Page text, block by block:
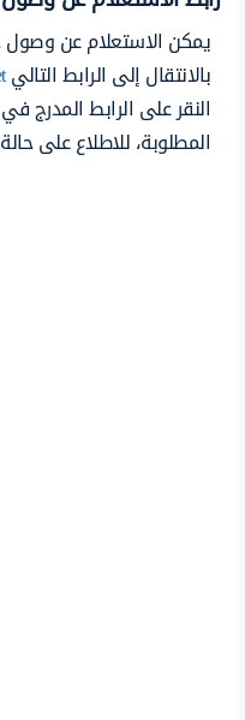
يمكن الاستعلام عن وصول
بالانتقال إلى الرابط التالي
النقر على الرابط المدرج
المطلوبة، للاطلاع على